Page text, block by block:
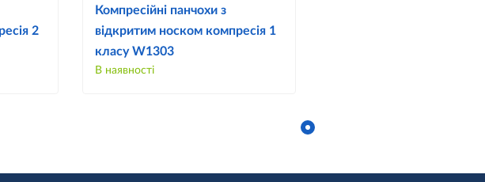
2
Компресійні панчохи з
відкритим носком компресія 1
класу W1303
В наявності